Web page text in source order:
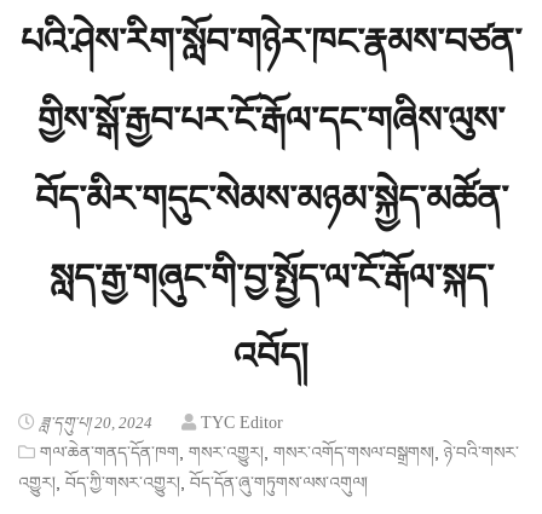
པའི་ཤེས་རིག་སློབ་གཉེར་ཁང་རྣམས་བཙན་
གྱིས་སྒོ་རྒྱབ་པར་ངོ་རྒོལ་དང་གཞིས་ལུས་
བོད་མིར་གདུང་སེམས་མཉམ་སྐྱེད་མཚོན་
སླད་རྒྱ་གཞུང་གི་བྱ་སྤྱོད་ལ་ངོ་རྒོལ་སྐད་
འབོད།
ཟླ་དགུ་པ། 20, 2024
TYC Editor
གལ་ཆེན་གནད་དོན་ཁག གསར་འགྱུར། གསར་འགོད་གསལ་བསྒྲགས། ཉེ་བའི་གསར་
འགྱུར། བོད་ཀྱི་གསར་འགྱུར། བོད་དོན་ཞུ་གཏུགས་ལས་འགུལ།